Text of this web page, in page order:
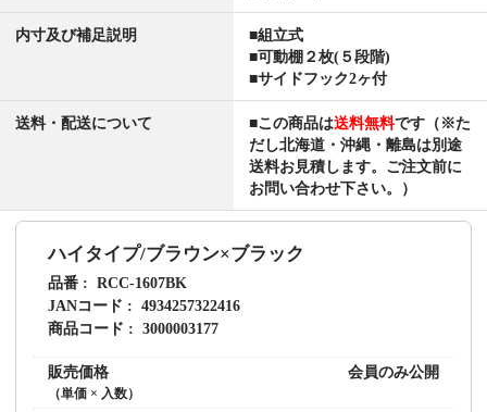
内寸及び補足説明
■組立式
■可動棚２枚(５段階)
■サイドフック2ヶ付
送料・配送について ■この商品は送料無料です（※た
だし北海道・沖縄・離島は別途
送料お見積します。ご注文前に
お問い合わせ下さい。）
ハイタイプ/ブラウン×ブラック
品番
RCC-1607BK
JANコード
4934257322416
商品コード
3000003177
販売価格
（単価 × 入数）
会員のみ公開